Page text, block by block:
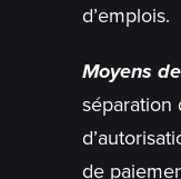
d’emplois.
Moyens
séparation
de